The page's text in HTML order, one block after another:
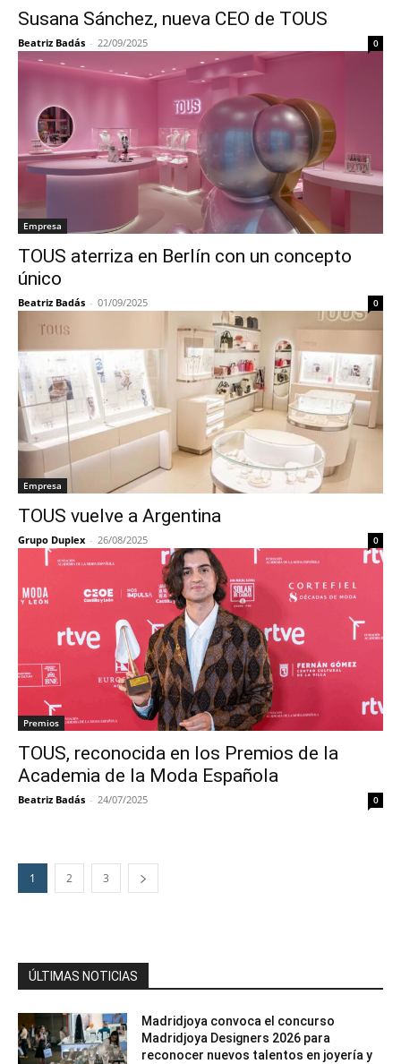
Susana Sánchez, nueva CEO de TOUS
Beatriz Badás - 22/09/2025 0
Empresa
TOUS aterriza en Berlín con un concepto
único
Beatriz Badás - 01/09/2025 0
Empresa
TOUS vuelve a Argentina
Grupo Duplex - 26/08/2025 0
Premios
TOUS, reconocida en los Premios de la
Academia de la Moda Española
Beatriz Badás - 24/07/2025 0
1 2 3
ÚLTIMAS NOTICIAS
Madridjoya convoca el concurso
Madridjoya Designers 2026 para
reconocer nuevos talentos en joyería y